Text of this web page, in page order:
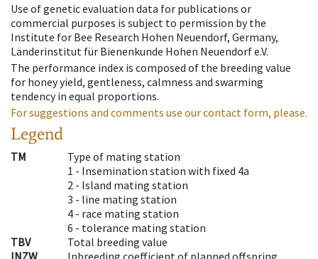
Use of genetic evaluation data for publications or
commercial purposes is subject to permission by the
Institute for Bee Research Hohen Neuendorf, Germany,
Länderinstitut für Bienenkunde Hohen Neuendorf e.V.
The performance index is composed of the breeding value
for honey yield, gentleness, calmness and swarming
tendency in equal proportions.
For suggestions and comments use our contact form, please.
Legend
TM
Type of mating station
1 - Insemination station with fixed 4a
2 - Island mating station
3 - line mating station
4 - race mating station
6 - tolerance mating station
TBV
Total breeding value
INZW
Inbreeding coefficient of planned offspring